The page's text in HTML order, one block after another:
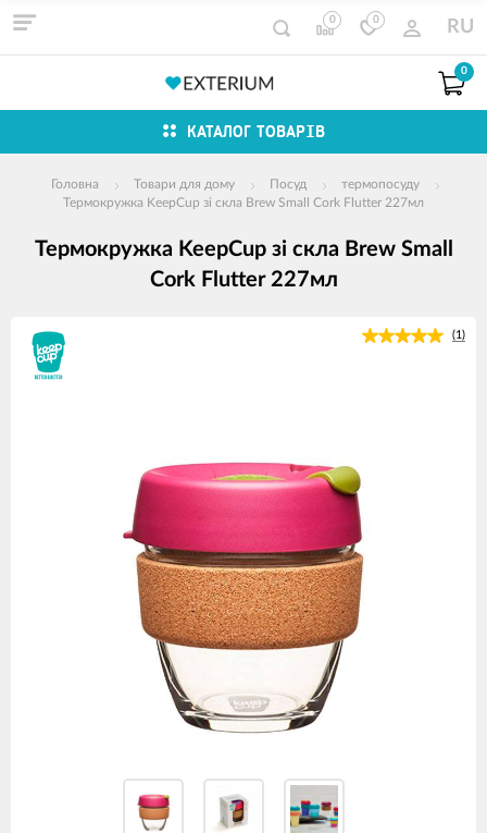
0 0 RU
0
КАТАЛОГ ТОВАРІВ
Головна Товари для дому Посуд
термопосуду
Термокружка KeepCup зі скла Brew Small Cork Flutter 227мл
Термокружка KeepCup зі скла Brew Small
Cork Flutter 227мл
зображення
продуктів
(1)